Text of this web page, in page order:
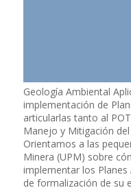
Geología Ambiental
implementación de
articularlas tanto al
Manejo y Mitigación
Orientamos a las
Minera (UPM) sobre
implementar los
de formalización de su